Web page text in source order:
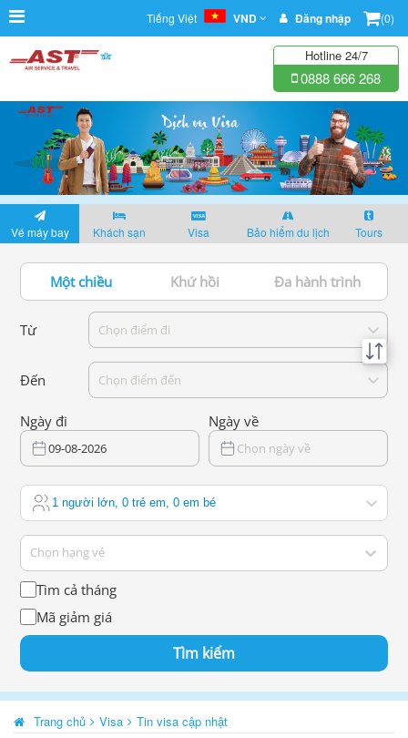
Tiếng Việt VND Đăng nhập (0)
Hotline 24/7
0888 666 268
Vé máy bay Khách sạn Visa Bảo hiểm du lịch Tours
Một chiều Khứ hồi Đa hành trình
Từ Chọn điểm đi
Đến Chọn điểm đến
Ngày đi
09-08-2026
Ngày về
Chọn ngày về
1 người lớn, 0 trẻ em, 0 em bé
Chọn hạng vé
Tìm cả tháng
Mã giảm giá
Tìm kiếm
Trang chủ Visa Tin visa cập nhật